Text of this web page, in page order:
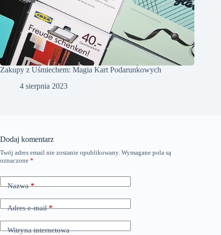
Zakupy z Uśmiechem: Magia Kart Podarunkowych
4 sierpnia 2023
Dodaj komentarz
Twój adres email nie zostanie opublikowany. Wymagane pola są
oznaczone *
Nazwa*
Adres e-mail*
Witryna internetowa